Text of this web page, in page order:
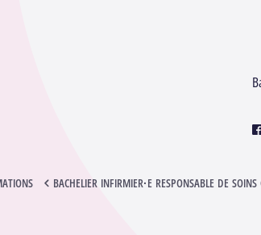
BACHELIER INFIRMIER·E RESPONSABLE DE SOINS
INFIRMIÈRE ET CADRE PROFESSIONNEL